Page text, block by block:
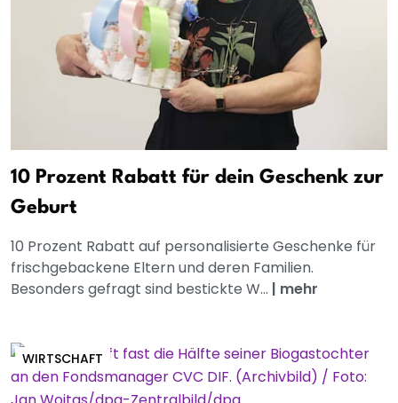
10 Prozent Rabatt für dein Geschenk zur
Geburt
10 Prozent Rabatt auf personalisierte Geschenke für
frischgebackene Eltern und deren Familien.
Besonders gefragt sind bestickte W... | mehr
WIRTSCHAFT